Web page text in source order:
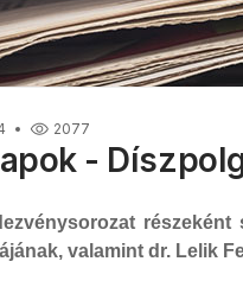
2077
-
valamint dr. Lelik